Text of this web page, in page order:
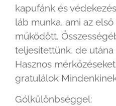
kapufánk és
láb munka, ami az
működött.
teljesítettünk, de
Hasznos
gratulálok
Gólkülönbséggel: